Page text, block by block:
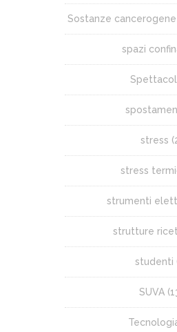
Sostanze
spazi
stress
stress
strumenti
strutture
studenti
SUVA